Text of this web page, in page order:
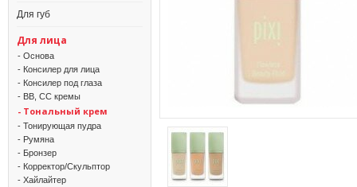
Для губ
Для лица
- Основа
- Консилер для лица
- Консилер под глаза
- BB, CC кремы
- Тональный крем
- Тонирующая пудра
- Румяна
- Бронзер
- Корректор/Скульптор
- Хайлайтер